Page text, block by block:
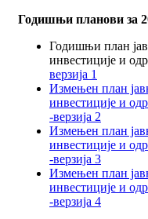
Годишњи планови за
Годишњи план
инвестиције и
верзија 1
Измењен план
инвестиције и
-верзија 2
Измењен план
инвестиције и
-верзија 3
Измењен план
инвестиције и
-верзија 4